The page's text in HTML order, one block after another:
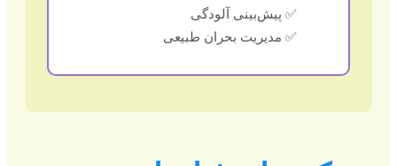
✅ پیش‌بینی آلودگی
✅ مدیریت بحران طبیعی